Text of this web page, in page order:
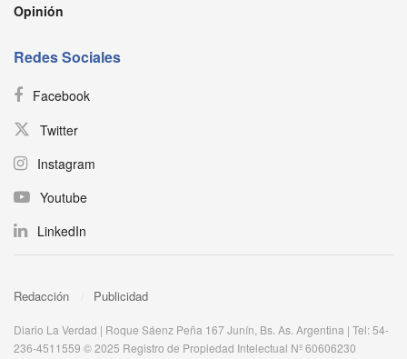
Opinión
Redes Sociales
Facebook
Twitter
Instagram
Youtube
LinkedIn
Redacción Publicidad
Diario La Verdad | Roque Sáenz Peña 167 Junín, Bs. As. Argentina | Tel: 54-
236-4511559 © 2025 Registro de Propiedad Intelectual Nº 60606230